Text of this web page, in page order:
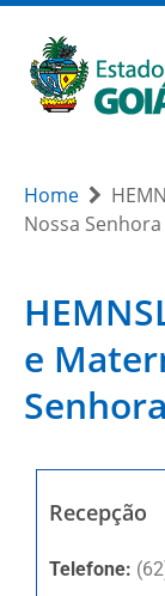
Home
Nossa
e
Recepção
Telefone: